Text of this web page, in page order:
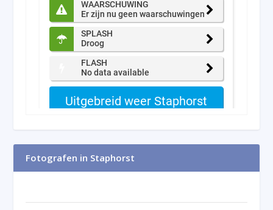
Fotografen in Staphorst